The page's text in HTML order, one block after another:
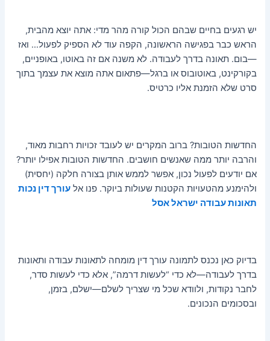
יש רגעים בחיים שבהם הכול קורה מהר מדי: אתה יוצא מהבית,
הראש כבר בפגישה הראשונה, הקפה עוד לא הספיק לפעול… ואז
—בום. תאונה בדרך לעבודה. לא משנה אם זה באוטו, באופניים,
בקורקינט, באוטובוס או ברגל—פתאום אתה מוצא את עצמך בתוך
סרט שלא הזמנת אליו כרטיס.
החדשות הטובות? ברוב המקרים יש לעובד זכויות רחבות מאוד,
והרבה יותר ממה שאנשים חושבים. החדשות הטובות אפילו יותר?
אם יודעים לפעול נכון, אפשר לממש אותן בצורה חלקה (יחסית)
ולהימנע מהטעויות הקטנות שעולות ביוקר. פנו אלעורך דין נכות
תאונות עבודה ישראל אסל
בדיוק כאן נכנס לתמונה עורך דין מומחה לתאונות עבודה ותאונות
בדרך לעבודה—לא כדי “לעשות דרמה”, אלא כדי לעשות סדר,
לחבר נקודות, ולוודא שכל מי שצריך לשלם—ישלם, בזמן,
ובסכומים הנכונים.